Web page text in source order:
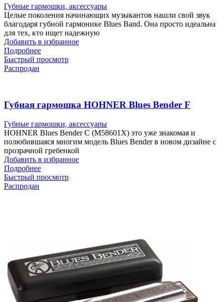
Губные гармошки, аксессуары
Целые поколения начинающих музыкантов нашли свой звук
благодаря губной гармонике Blues Band. Она просто идеальна
для тех, кто ищет надежную
Добавить в избранное
Подробнее
Быстрый просмотр
Распродан
Губная гармошка HOHNER Blues Bender F
Губные гармошки, аксессуары
HOHNER Blues Bender C (M58601X) это уже знакомая и
полюбившаяся многим модель Blues Bender в новом дизайне с
прозрачной гребенкой
Добавить в избранное
Подробнее
Быстрый просмотр
Распродан